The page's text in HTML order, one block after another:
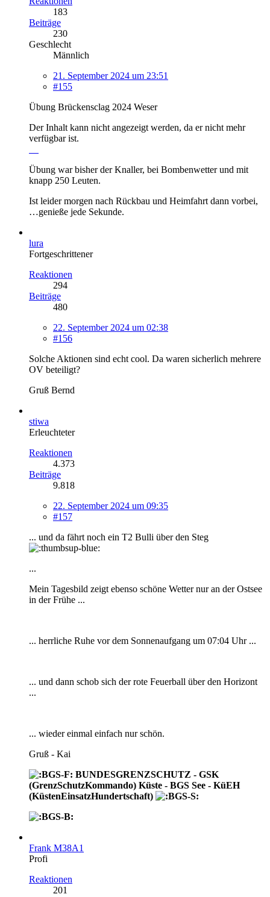
183
Beiträge
230
Geschlecht
Männlich
21. September 2024 um 23:51
#155
Übung Brückensclag 2024 Weser
Der Inhalt kann nicht angezeigt werden, da er nicht mehr
verfügbar ist.
Übung war bisher der Knaller, bei Bombenwetter und mit
knapp 250 Leuten.
Ist leider morgen nach Rückbau und Heimfahrt dann vorbei,
…genieße jede Sekunde.
lura
Fortgeschrittener
Reaktionen
294
Beiträge
480
22. September 2024 um 02:38
#156
Solche Aktionen sind echt cool. Da waren sicherlich mehrere
OV beteiligt?
Gruß Bernd
stiwa
Erleuchteter
Reaktionen
4.373
Beiträge
9.818
22. September 2024 um 09:35
#157
... und da fährt noch ein T2 Bulli über den Steg
...
Mein Tagesbild zeigt ebenso schöne Wetter nur an der Ostsee
in der Frühe ...
... herrliche Ruhe vor dem Sonnenaufgang um 07:04 Uhr ...
... und dann schob sich der rote Feuerball über den Horizont
...
... wieder einmal einfach nur schön.
Gruß - Kai
BUNDESGRENZSCHUTZ - GSK
(GrenzSchutzKommando) Küste - BGS See - KüEH
(KüstenEinsatzHundertschaft)
Frank M38A1
Profi
Reaktionen
201